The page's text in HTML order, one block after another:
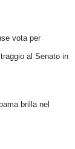
vota per
al Senato in
brilla nel